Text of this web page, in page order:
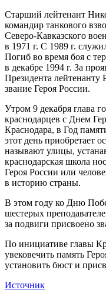
Старший лейтенант
командир танкового
Северо-Кавказского
в 1971 г. С 1989 г.
Погиб во время боя с
в декабре 1994 г. За
Президента лейтенанту
звание Героя России.
Утром 9 декабря глава
краснодарцев с Днем
Краснодара, в Год
этот день приобретает
называют улицы,
краснодарская школа
Героя России или
в историю страны.
В этом году ко Дню
шестерых
за подвиги присвоено
По инициативе главы
увековечить память
установить бюст и
Источник